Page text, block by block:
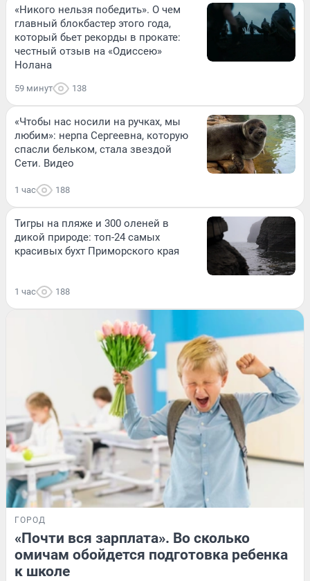
«Никого нельзя победить». О чем
главный блокбастер этого года,
который бьет рекорды в прокате:
честный отзыв на «Одиссею»
Нолана
59 минут 138
«Чтобы нас носили на ручках, мы
любим»: нерпа Сергеевна, которую
спасли бельком, стала звездой
Сети. Видео
1 час 188
Тигры на пляже и 300 оленей в
дикой природе: топ-24 самых
красивых бухт Приморского края
1 час 188
ГОРОД
«Почти вся зарплата». Во сколько
омичам обойдется подготовка ребенка
к школе